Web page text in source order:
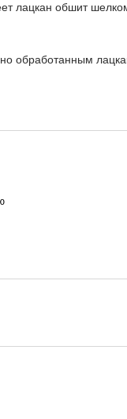
лацкан обшит
обработанным